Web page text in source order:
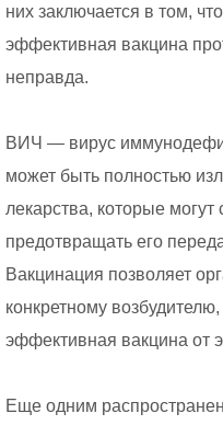
них заключается в том,
эффективная вакцина
неправда.
ВИЧ — вирус
может быть полностью
лекарства, которые
предотвращать его
Вакцинация позволяет
конкретному
эффективная вакцина от
Еще одним